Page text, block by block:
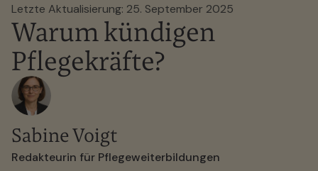
Letzte Aktualisierung: 25. September 2025
Warum kündigen
Pflegekräfte?
Sabine Voigt
Redakteurin für Pflegeweiterbildungen